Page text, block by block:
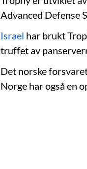
Advanced Defense
Israel har brukt
truffet av
Det norske
Norge har også en